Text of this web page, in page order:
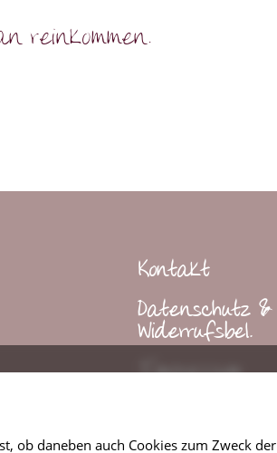
reinkommen.
Kontakt
Datenschutz &
Widerrufsbel.
Impressum
ob daneben auch Cookies zum Zweck der